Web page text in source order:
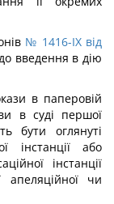
№ 1416-IX від
введення в дію
в паперовій
в суді першої
бути оглянуті
інстанції або
інстанції
апеляційної чи